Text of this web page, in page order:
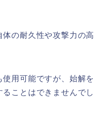
の耐久性や攻撃力の高
用可能ですが、始解を
ことはできませんでし